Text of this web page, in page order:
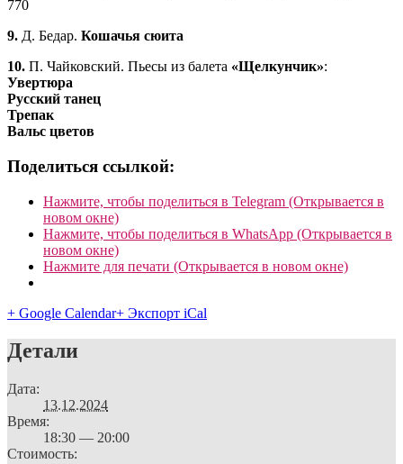
770
9. Д. Бедар. Кошачья сюита
10. П. Чайковский. Пьесы из балета «Щелкунчик»:
Увертюра
Русский танец
Трепак
Вальс цветов
Поделиться ссылкой:
Нажмите, чтобы поделиться в Telegram (Открывается в
новом окне)
Нажмите, чтобы поделиться в WhatsApp (Открывается в
новом окне)
Нажмите для печати (Открывается в новом окне)
+ Google Calendar+ Экспорт iCal
Детали
Дата:
13.12.2024
Время:
18:30 — 20:00
Стоимость: